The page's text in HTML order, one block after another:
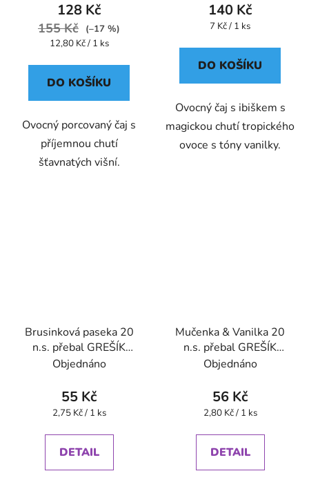
128 Kč
155 Kč
(–17 %)
Měrná
12,80 Kč / 1 ks
DO KOŠÍKU
Ovocný porcovaný čaj s
příjemnou chutí
šťavnatých višní.
140 Kč
Měrná
7 Kč / 1 ks
DO KOŠÍKU
Ovocný čaj s ibiškem s
magickou chutí tropického
ovoce s tóny vanilky.
Brusinková paseka 20
n.s. přebal GREŠÍK
Ovocný čaj
Objednáno
55 Kč
Měrná
2,75 Kč / 1 ks
DETAIL
Mučenka & Vanilka 20
n.s. přebal GREŠÍK
Ovocný čaj
Objednáno
56 Kč
Měrná
2,80 Kč / 1 ks
DETAIL